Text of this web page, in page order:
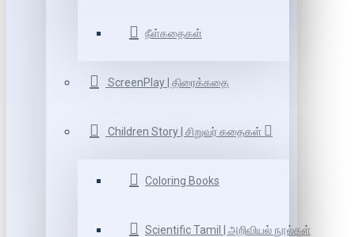
நீள்கதைகள்
ScreenPlay | திரைக்கதை
Children Story | சிறுவர் கதைகள்
Coloring Books
Scientific Tamil | அறிவியல் நூல்கள்